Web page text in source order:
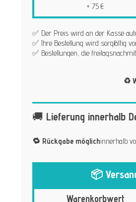
+ 75 €
✅ Der Preis wird an der Kasse
✅ Ihre Bestellung wird sorgfältig
✅ Bestellungen, die
♻️
🚚 Lieferung innerhalb
🔁 Rückgabe möglichinnerhalb
📦
Warenkorbwert